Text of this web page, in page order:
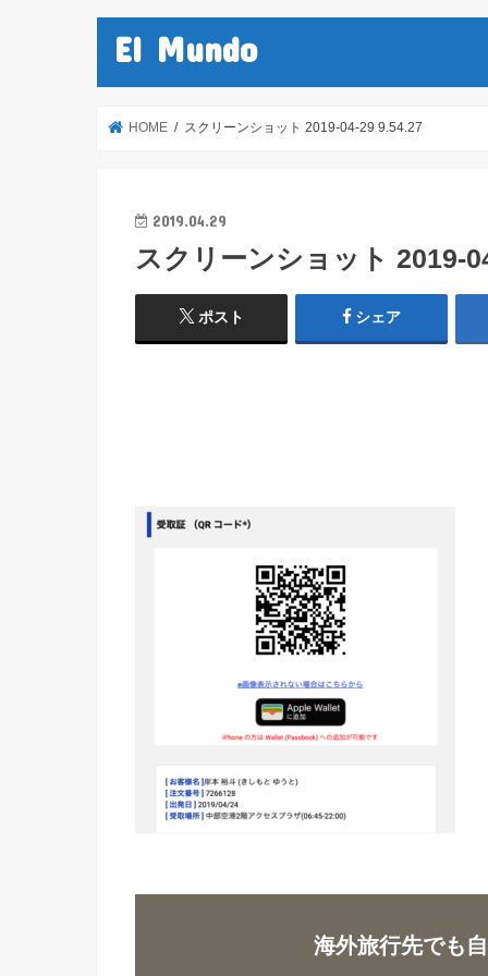
El Mundo
HOME スクリーンショット 2019-04-29 9.54.27
2019.04.29
スクリーンショット 2019-
ポスト シェア
海外旅行先でも